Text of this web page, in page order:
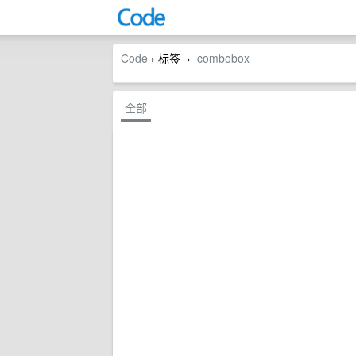
Code › 标签 › combobox
全部